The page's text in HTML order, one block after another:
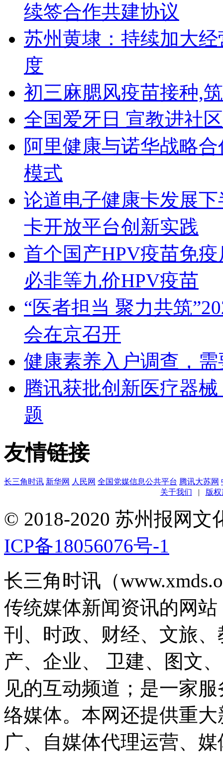
续签合作共建协议
苏州黄埭：持续加大
度
初三麻腮风疫苗接种,
全国爱牙日 宣教进社区
阿里健康与诺华战略
模式
论道电子健康卡发展
卡开放平台创新实践
首个国产HPV疫苗免
必非等九价HPV疫苗
“医者担当 聚力共筑
会在京召开
健康素养入户调查，
腾讯获批创新医疗器
题
友情链接
长三角时讯 新华网 人民网 全国党媒信息公共平台 腾讯大苏网
关于我们
| 版
© 2018-2020 苏州报网
ICP备18056076号-1
长三角时讯（
传统媒体新闻资讯的网
刊、时政、财经、文旅
产、企业、 卫建、图文
见的互动频道；是一家
络媒体。本网还提供重
广、自媒体代理运营、